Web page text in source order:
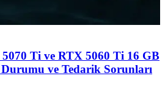
Ti ve RTX 5060 Ti 16 GB
ve Tedarik Sorunları